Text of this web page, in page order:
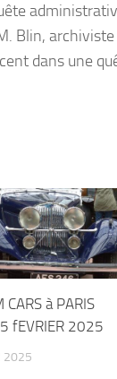
Blin,
dans une
CARS à PARIS
5 fEVRIER 2025
2025